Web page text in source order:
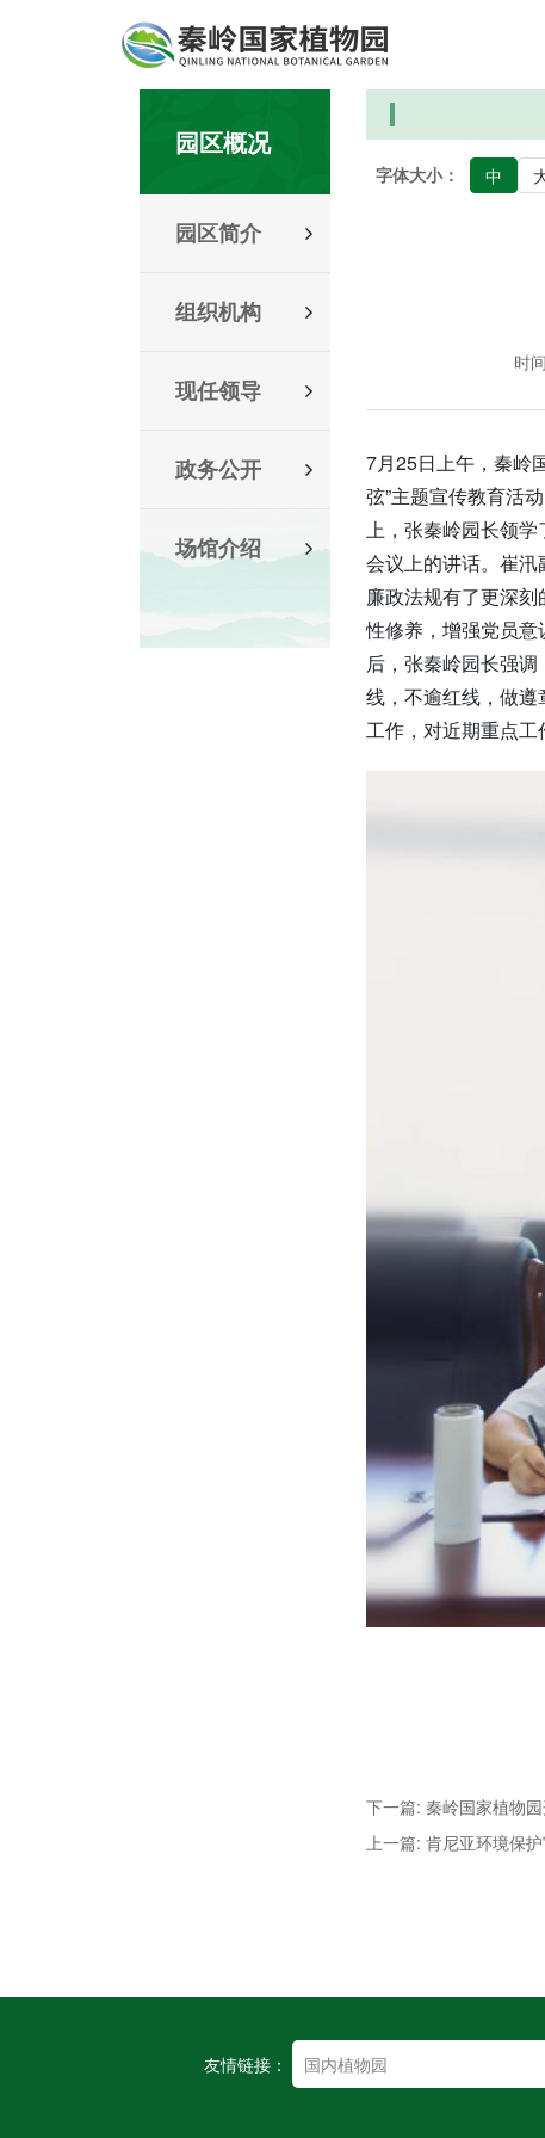
园区概况
园区简介
组织机构
现任领导
政务公开
场馆介绍
字体大小： 中
时
7月25日上午，秦岭
弦”主题宣传教育活
上，张秦岭园长领
会议上的讲话。崔汛
廉政法规有了更深
性修养，增强党员
后，张秦岭园长强
线，不逾红线，做遵
工作，对近期重点工
下一篇: 秦岭国家植物
上一篇: 肯尼亚环境保
友情链接：